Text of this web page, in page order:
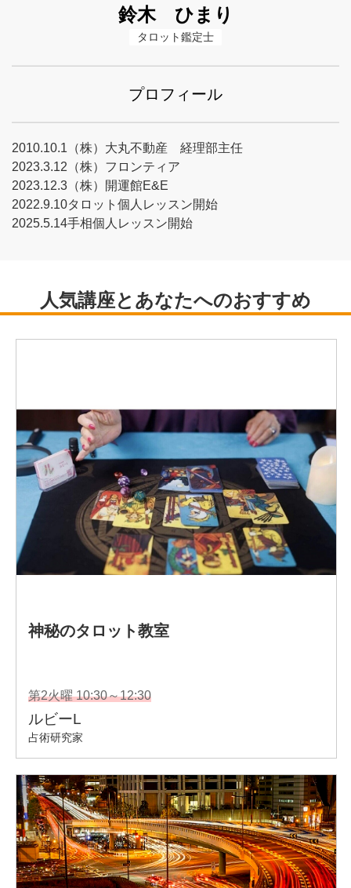
鈴木 ひまり
タロット鑑定士
プロフィール
2010.10.1（株）大丸不動産 経理部主任
2023.3.12（株）フロンティア
2023.12.3（株）開運館E&E
2022.9.10タロット個人レッスン開始
2025.5.14手相個人レッスン開始